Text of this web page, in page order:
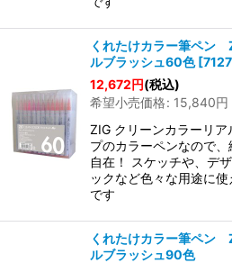
くれたけカラー筆ペン
ルブラッシュ60色 [
12,672円(税込)
希望小売価格: 15,840円
ZIG クリーンカラーリ
プのカラーペンなので
自在！ スケッチや、デ
ックなど色々な用途に
です
くれたけカラー筆ペン
ルブラッシュ90色